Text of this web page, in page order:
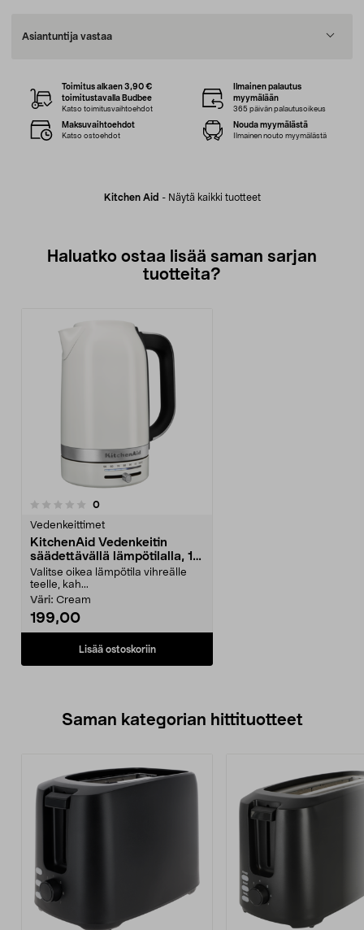
Asiantuntija vastaa
Kitchen Aid - Näytä kaikki tuotteet
Toimitus alkaen 3,90 €
toimitustavalla Budbee
Katso toimitusvaihtoehdot
Ilmainen palautus
myymälään
365 päivän palautusoikeus
Maksuvaihtoehdot
Katso ostoehdot
Nouda myymälästä
Ilmainen nouto myymälästä
Haluatko ostaa lisää saman sarjan
tuotteita?
0arvostelut
Vedenkeittimet
KitchenAid Vedenkeitin
säädettävällä lämpötilalla, 1,7
l 5KEK1701E
Valitse oikea lämpötila vihreälle
teelle, kah...
Väri: Cream
199,00
Lisää ostoskoriin
Saman kategorian hittituotteet